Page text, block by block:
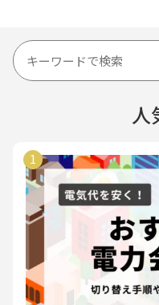
九州電力エリア
四国電力エリア
中国電力エリア
九州電力エリア
四国電力エリア
九州電力エリア
中国電力エリア
四国電力エリア
九州電力エリア
関西電力エリア
中国電力エリア
四国電力エリア
九州電力エリア
人